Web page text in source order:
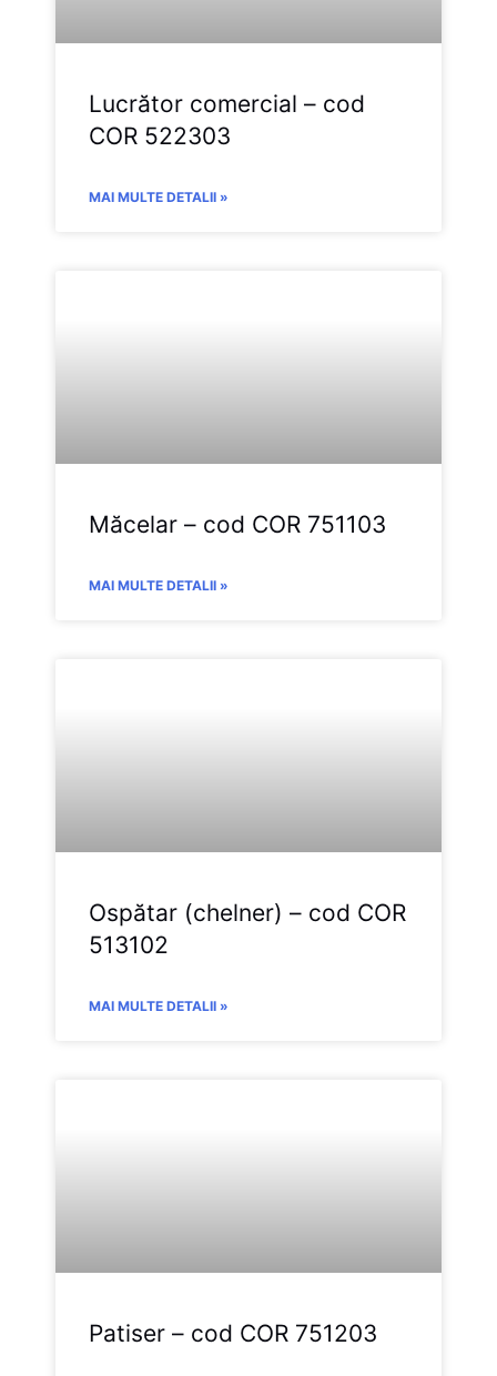
Lucrător comercial – cod
COR 522303
MAI MULTE DETALII »
Măcelar – cod COR 751103
MAI MULTE DETALII »
Ospătar (chelner) – cod COR
513102
MAI MULTE DETALII »
Patiser – cod COR 751203